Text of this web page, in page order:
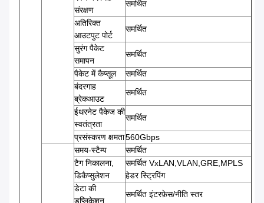
संरक्षण
समर्थित
अतिरिक्त
आउटपुट पोर्ट
समर्थित
सुरंग पैकेट
समापन
समर्थित
पैकेट में कैप्सूल
समर्थित
बंदरगाह
ब्रेकआउट
समर्थित
ईथरनेट पैकेज की
स्वतंत्रता
समर्थित
प्रसंस्करण क्षमता560Gbps
समय-स्टैम्प
समर्थित
टैग निकालना,
डिकैप्सुलेशन
समर्थित VxLAN,VLAN,GRE,MPLS
हेडर स्ट्रिपिंग
डेटा की
डुप्लिकेशन
समर्थित इंटरफ़ेस/नीति स्तर